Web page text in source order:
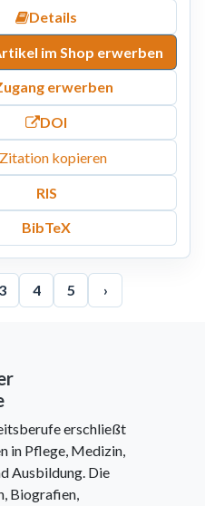
Details
im Shop erwerben
erwerben
DOI
Zitation kopieren
RIS
BibTeX
3 4 5 ›
erschließt
in Pflege, Medizin,
Ausbildung. Die
Biografien,